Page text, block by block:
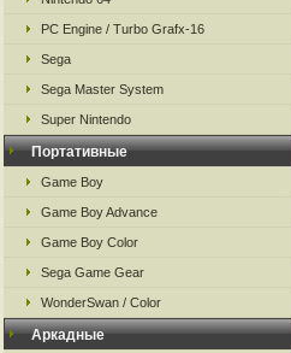
PC Engine / Turbo Grafx-16
Sega
Sega Master System
Super Nintendo
Портативные
Game Boy
Game Boy Advance
Game Boy Color
Sega Game Gear
WonderSwan / Color
Аркадные